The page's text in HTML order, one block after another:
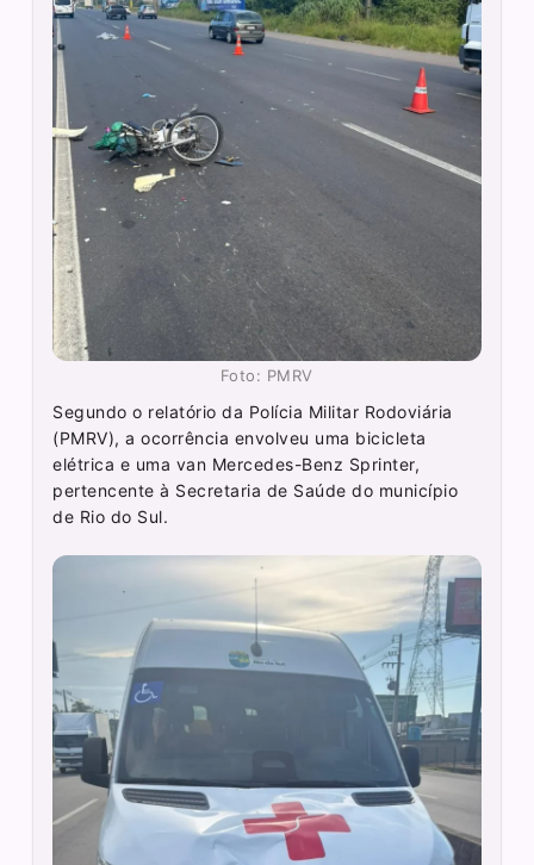
Foto: PMRV
Segundo o relatório da Polícia Militar Rodoviária
(PMRV), a ocorrência envolveu uma bicicleta
elétrica e uma van Mercedes-Benz Sprinter,
pertencente à Secretaria de Saúde do município
de Rio do Sul.